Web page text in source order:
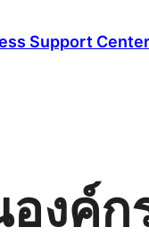
Support Center
งค์